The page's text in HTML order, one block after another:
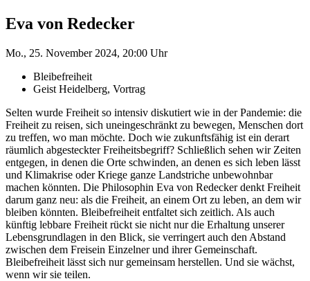
Eva von Redecker
Mo., 25. November 2024, 20:00 Uhr
Bleibefreiheit
Geist Heidelberg, Vortrag
Selten wurde Freiheit so intensiv diskutiert wie in der Pandemie: die
Freiheit zu reisen, sich uneingeschränkt zu bewegen, Menschen dort
zu treffen, wo man möchte. Doch wie zukunftsfähig ist ein derart
räumlich abgesteckter Freiheitsbegriff? Schließlich sehen wir Zeiten
entgegen, in denen die Orte schwinden, an denen es sich leben lässt
und Klimakrise oder Kriege ganze Landstriche unbewohnbar
machen könnten. Die Philosophin Eva von Redecker denkt Freiheit
darum ganz neu: als die Freiheit, an einem Ort zu leben, an dem wir
bleiben könnten. Bleibefreiheit entfaltet sich zeitlich. Als auch
künftig lebbare Freiheit rückt sie nicht nur die Erhaltung unserer
Lebensgrundlagen in den Blick, sie verringert auch den Abstand
zwischen dem Freisein Einzelner und ihrer Gemeinschaft.
Bleibefreiheit lässt sich nur gemeinsam herstellen. Und sie wächst,
wenn wir sie teilen.